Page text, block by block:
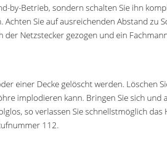
by-Betrieb, sondern schalten Sie ihn
Sie auf ausreichenden Abstand zu
Netzstecker gezogen und ein
einer Decke gelöscht werden. Löschen
implodieren kann. Bringen Sie sich und
so verlassen Sie schnellstmöglich das
112.